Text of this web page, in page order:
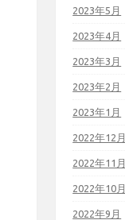
2023年5月
2023年4月
2023年3月
2023年2月
2023年1月
2022年12月
2022年11月
2022年10月
2022年9月